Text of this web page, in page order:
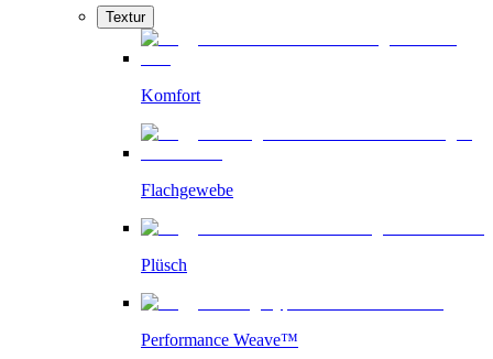
Textur
Komfort
Flachgewebe
Plüsch
Performance Weave™